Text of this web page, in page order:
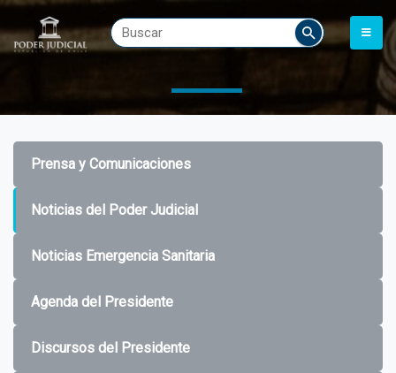
Prensa y Comunicaciones
Noticias del Poder Judicial
Noticias Emergencia Sanitaria
Agenda del Presidente
Discursos del Presidente